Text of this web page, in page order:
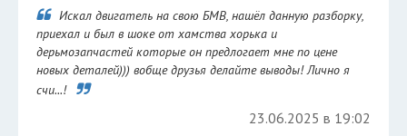
Искал двигатель на свою БМВ, нашёл данную разборку,
приехал и был в шоке от хамства хорька и
дерьмозапчастей которые он предлогает мне по цене
новых деталей))) вобще друзья делайте выводы! Лично я
счи...!
23.06.2025 в 19:02